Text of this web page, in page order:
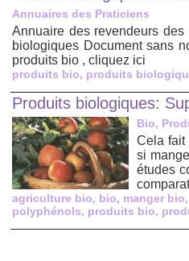
Annuaires des Praticiens
Annuaire des revendeurs
biologiques Document sans
produits bio , cliquez ici
produits bio, produits
Produits biologiques:
Bio,
Cela fait
si
études
agriculture bio, bio, manger bio,
polyphénols, produits bio,